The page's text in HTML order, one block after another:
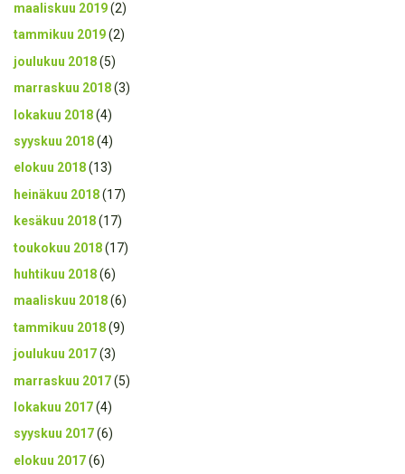
maaliskuu 2019(2)
tammikuu 2019(2)
joulukuu 2018(5)
marraskuu 2018(3)
lokakuu 2018(4)
syyskuu 2018(4)
elokuu 2018(13)
heinäkuu 2018(17)
kesäkuu 2018(17)
toukokuu 2018(17)
huhtikuu 2018(6)
maaliskuu 2018(6)
tammikuu 2018(9)
joulukuu 2017(3)
marraskuu 2017(5)
lokakuu 2017(4)
syyskuu 2017(6)
elokuu 2017(6)